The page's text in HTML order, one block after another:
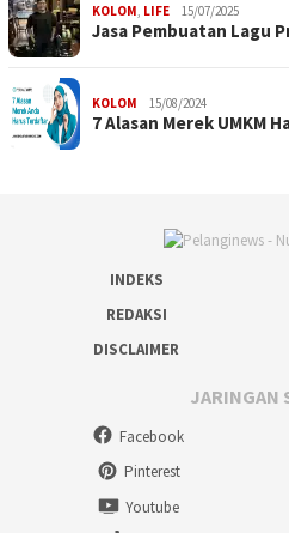
KOLOM, LIFE 15/07/2025
Jasa Pembuatan Lagu
KOLOM 15/08/2024
7 Alasan Merek UMKM
INDEKS
REDAKSI
DISCLAIMER
JARINGAN
Facebook
Pinterest
Youtube